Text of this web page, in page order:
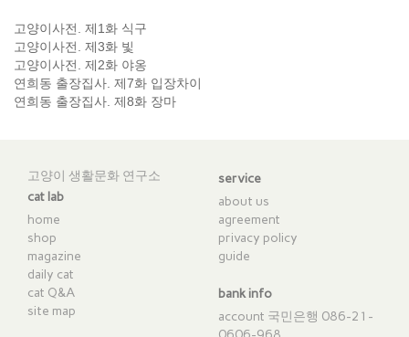
고양이사전. 제1화 식구
고양이사전. 제3화 빛
고양이사전. 제2화 야옹
연희동 출장집사. 제7화 입장차이
연희동 출장집사. 제8화 장마
고양이 생활문화 연구소
cat lab
home
shop
magazine
daily cat
cat Q&A
site map
service
about us
agreement
privacy policy
guide
bank info
account 국민은행 086-21-